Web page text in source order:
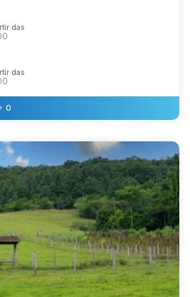
das
das
0